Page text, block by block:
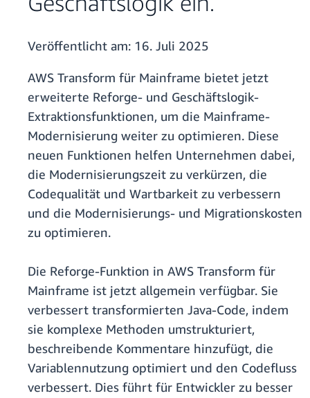
Veröffentlicht am: 16. Juli 2025
AWS Transform für Mainframe bietet jetzt
erweiterte Reforge- und Geschäftslogik-
Extraktionsfunktionen, um die Mainframe-
Modernisierung weiter zu optimieren. Diese
neuen Funktionen helfen Unternehmen dabei,
die Modernisierungszeit zu verkürzen, die
Codequalität und Wartbarkeit zu verbessern
und die Modernisierungs- und Migrationskosten
zu optimieren.
Die Reforge-Funktion in AWS Transform für
Mainframe ist jetzt allgemein verfügbar. Sie
verbessert transformierten Java-Code, indem
sie komplexe Methoden umstrukturiert,
beschreibende Kommentare hinzufügt, die
Variablennutzung optimiert und den Codefluss
verbessert. Dies führt für Entwickler zu besser